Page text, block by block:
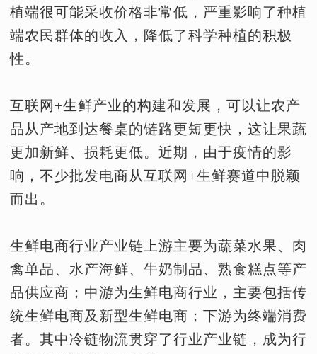
植端很可能采收价格非常低，严重影响了种植
端农民群体的收入，降低了科学种植的积极
性。
互联网+生鲜产业的构建和发展，可以让农产
品从产地到达餐桌的链路更短更快，这让果蔬
更加新鲜、损耗更低。近期，由于疫情的影
响，不少批发电商从互联网+生鲜赛道中脱颖
而出。
生鲜电商行业产业链上游主要为蔬菜水果、肉
禽单品、水产海鲜、牛奶制品、熟食糕点等产
品供应商；中游为生鲜电商行业，主要包括传
统生鲜电商及新型生鲜电商；下游为终端消费
者。其中冷链物流贯穿了行业产业链，成为行